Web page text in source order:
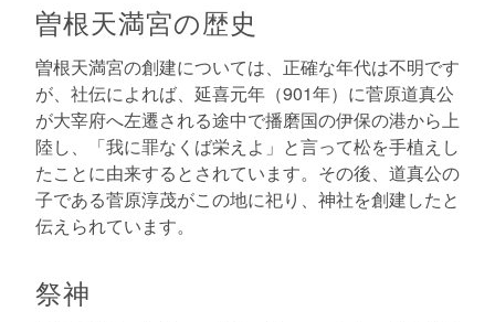
曽根天満宮の歴史
曽根天満宮の創建については、正確な年代は不明です
が、社伝によれば、延喜元年（901年）に菅原道真公
が大宰府へ左遷される途中で播磨国の伊保の港から上
陸し、「我に罪なくば栄えよ」と言って松を手植えし
たことに由来するとされています。その後、道真公の
子である菅原淳茂がこの地に祀り、神社を創建したと
伝えられています。
祭神